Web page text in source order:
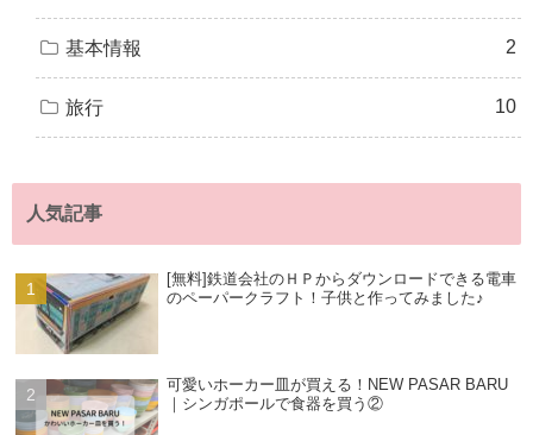
基本情報 2
旅行 10
人気記事
[無料]鉄道会社のＨＰからダウンロードできる電車
のペーパークラフト！子供と作ってみました♪
可愛いホーカー皿が買える！NEW PASAR BARU
｜シンガポールで食器を買う②